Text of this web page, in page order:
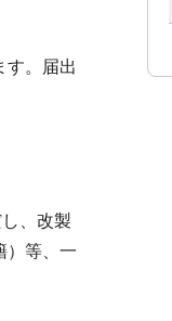
す。届出
、改製
）等、一